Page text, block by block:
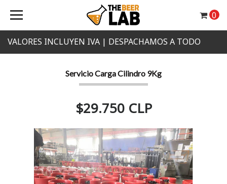
VALORES INCLUYEN IVA | DESPACHAMOS A TODO
0
Servicio Carga Cilindro 9Kg
$29.750 CLP